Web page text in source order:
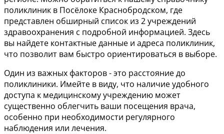
поликлиник в Посёлоке Краснобродском, где
представлен обширный список из 2 учреждений
здравоохранения с подробной информацией. Здесь
вы найдете контактные данные и адреса поликлиник,
что позволит вам быстро ориентироваться в выборе.
Один из важных факторов - это расстояние до
поликлиники. Имейте в виду, что наличие удобного
доступа к медицинскому учреждению может
существенно облегчить ваши посещения врача,
особенно при необходимости регулярного
наблюдения или лечения.